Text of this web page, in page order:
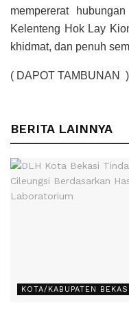
mempererat
Kelenteng Hok Lay
khidmat, dan penuh
( DAPOT TAMBUNAN )
BERITA LAINNYA
KOTA/KABUPATEN BEKASI